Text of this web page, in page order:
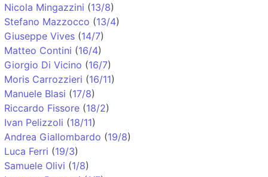
Nicola Mingazzini (13/8)
Stefano Mazzocco (13/4)
Giuseppe Vives (14/7)
Matteo Contini (16/4)
Giorgio Di Vicino (16/7)
Moris Carrozzieri (16/11)
Manuele Blasi (17/8)
Riccardo Fissore (18/2)
Ivan Pelizzoli (18/11)
Andrea Giallombardo (19/8)
Luca Ferri (19/3)
Samuele Olivi (1/8)